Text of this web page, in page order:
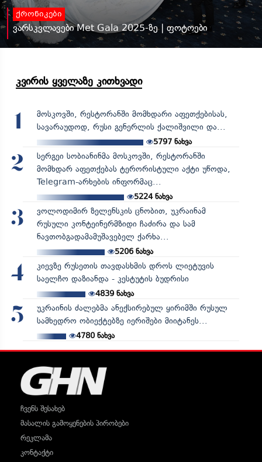
ქრონიკები
ვარსკვლავები Met Gala 2025-ზე | ფოტოები
კვირის ყველაზე კითხვადი
1
მოსკოვში, რესტორანში მომხდარი აფეთქებისას,
სავარაუდოდ, რუსი გენერლის ქალიშვილი და...
5797 ნახვა
2
სერგეი სობიანინმა მოსკოვში, რესტორანში
მომხდარ აფეთქებას ტერორისტული აქტი უწოდა,
Telegram-არხების ინფორმაც...
5224ნახვა
3
ვოლოდიმირ ზელენსკის ცნობით, უკრაინამ
რუსული კონტეინერმზიდი ჩაძირა და სამ
ნავთობგადამამუშავებელ ქარხა...
5206ნახვა
4
კიევზე რუსეთის თავდასხმის დროს ლიეტუვის
საელჩო დაზიანდა - კესტუტის ბუდრისი
4839ნახვა
5
უკრაინის ძალებმა ანექსირებულ ყირიმში რუსულ
სამხედრო ობიექტებზე იერიშები მიიტანეს...
4780ნახვა
ჩვენს შესახებ
მასალის გამოყენების პირობები
რეკლამა
კონტაქტი